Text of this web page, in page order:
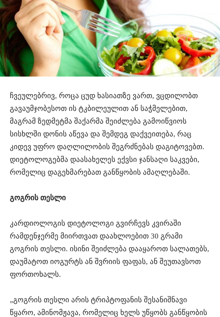
ჩვეულებრივ, როცა ცუდ ხასიათზე ვართ, ვცდილობთ
გავაუმჯობესოთ ის ტკბილეულით ან საჭმელებით,
მაგრამ ზედმეტმა შაქარმა შეიძლება გამოიწვიოს
სისხლში დონის აწევა და შემდეგ დაქვეითება, რაც
კიდევ უფრო დაღლილობის შეგრძნებას დაგიტოვებთ.
დიეტოლოგებმა დაასახელეს ექვსი ჯანსაღი საკვები,
რომელიც დაგეხმარებათ განწყობის ამაღლებაში.
გოგრის თესლი
კარდიოლოგის დიეტოლოგი გვირჩევს კვირაში
რამდენჯერმე მიირთვათ დაახლოებით 30 გრამი
გოგრის თესლი. ისინი შეიძლება დააყაროთ სალათებს,
დაუმატოთ იოგურტს ან შვრიის ფაფას, ან შეუთავსოთ
ფორთოხალს.
„გოგრის თესლი არის ტრიპტოფანის შესანიშნავი
წყარო, ამინომჟავა, რომელიც ხელს უწყობს განწყობის